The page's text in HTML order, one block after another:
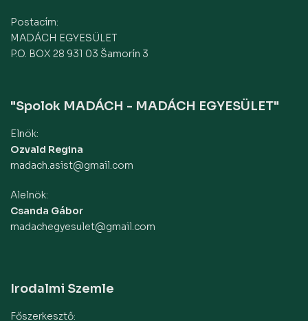
Postacím:
MADÁCH EGYESÜLET
P.O. BOX 28 931 03 Šamorín 3
"Spolok MADÁCH - MADÁCH EGYESÜLET"
Elnök:
Ozvald Regina
madach.asist@gmail.com
Alelnök:
Csanda Gábor
madachegyesulet@gmail.com
Irodalmi Szemle
Főszerkesztő: